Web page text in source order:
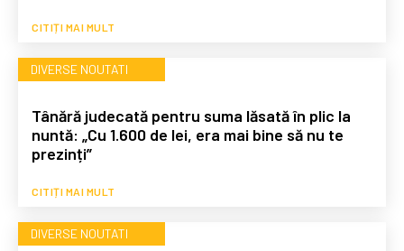
CITIȚI MAI MULT
DIVERSE NOUTATI
Tânără judecată pentru suma lăsată în plic la
nuntă: „Cu 1.600 de lei, era mai bine să nu te
prezinți”
CITIȚI MAI MULT
DIVERSE NOUTATI